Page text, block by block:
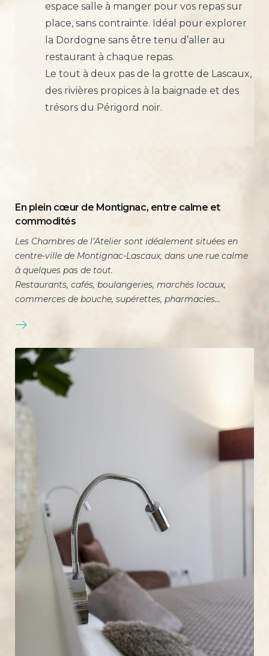
espace salle à manger pour vos repas sur
place, sans contrainte. Idéal pour explorer
la Dordogne sans être tenu d’aller au
restaurant à chaque repas.
Le tout à deux pas de la grotte de Lascaux,
des rivières propices à la baignade et des
trésors du Périgord noir.
En plein cœur de Montignac, entre calme et
commodités
Les Chambres de l’Atelier sont idéalement situées en
centre-ville de Montignac-Lascaux, dans une rue calme
à quelques pas de tout.
Restaurants, cafés, boulangeries, marchés locaux,
commerces de bouche, supérettes, pharmacies…